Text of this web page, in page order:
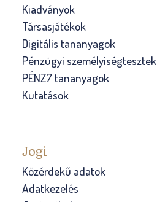
Kiadványok
Társasjátékok
Digitális tananyagok
Pénzügyi személyiségtesztek
PÉNZ7 tananyagok
Kutatások
Jogi
Közérdekű adatok
Adatkezelés